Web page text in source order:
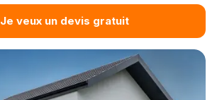
Je veux un devis gratuit